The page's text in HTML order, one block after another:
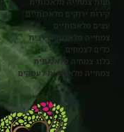
קירות ירוקים מלאכותיים
עצים מלאכותיים
צמחייה מלאכותית לבית
כלים לצמחים
בלוג צמחיה מלאכותית
צמחייה מלאכותית לעסקים